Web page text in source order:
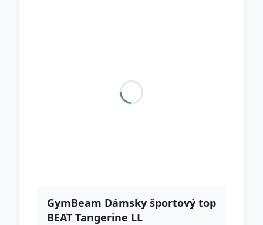
GymBeam Dámsky športový top
BEAT Tangerine LL